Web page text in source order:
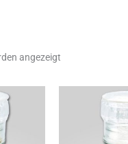
angezeigt